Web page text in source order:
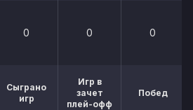
0 0 0
Сыграно
игр
Игр в
зачет
плей-офф
Побед